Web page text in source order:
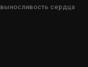
выносливость сердца